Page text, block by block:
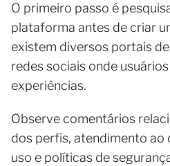
O primeiro passo é
plataforma antes de criar
existem diversos portais
redes sociais onde
experiências.
Observe comentários
dos perfis, atendimento ao
uso e políticas de